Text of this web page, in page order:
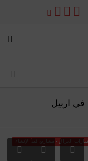
في اربيل
العراق - مشاريع قيد الإنشاء